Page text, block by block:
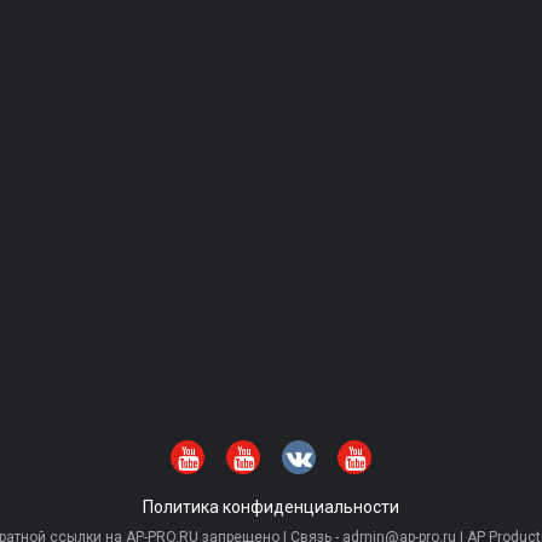
Политика конфиденциальности
ссылки на AP-PRO.RU запрещено | Связь - admin@ap-pro.ru | AP